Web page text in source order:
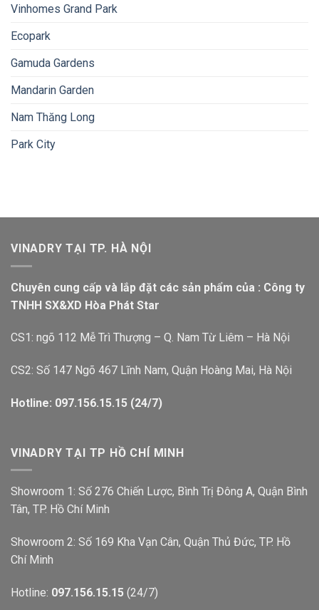
Vinhomes Grand Park
Ecopark
Gamuda Gardens
Mandarin Garden
Nam Thăng Long
Park City
VINADRY TẠI TP. HÀ NỘI
Chuyên cung cấp và lắp đặt các sản phẩm của : Công ty
TNHH SX&XD Hòa Phát Star
CS1: ngõ 112 Mễ Trì Thượng – Q. Nam Từ Liêm – Hà Nội
CS2: Số 147 Ngõ 467 Lĩnh Nam, Quận Hoàng Mai, Hà Nội
Hotline: 097.156.15.15 (24/7)
VINADRY TẠI TP HỒ CHÍ MINH
Showroom 1: Số 276 Chiến Lược, Bình Trị Đông A, Quận Bình
Tân, TP. Hồ Chí Minh
Showroom 2: Số 169 Kha Vạn Cân, Quận Thủ Đức, TP. Hồ
Chí Minh
Hotline: 097.156.15.15 (24/7)